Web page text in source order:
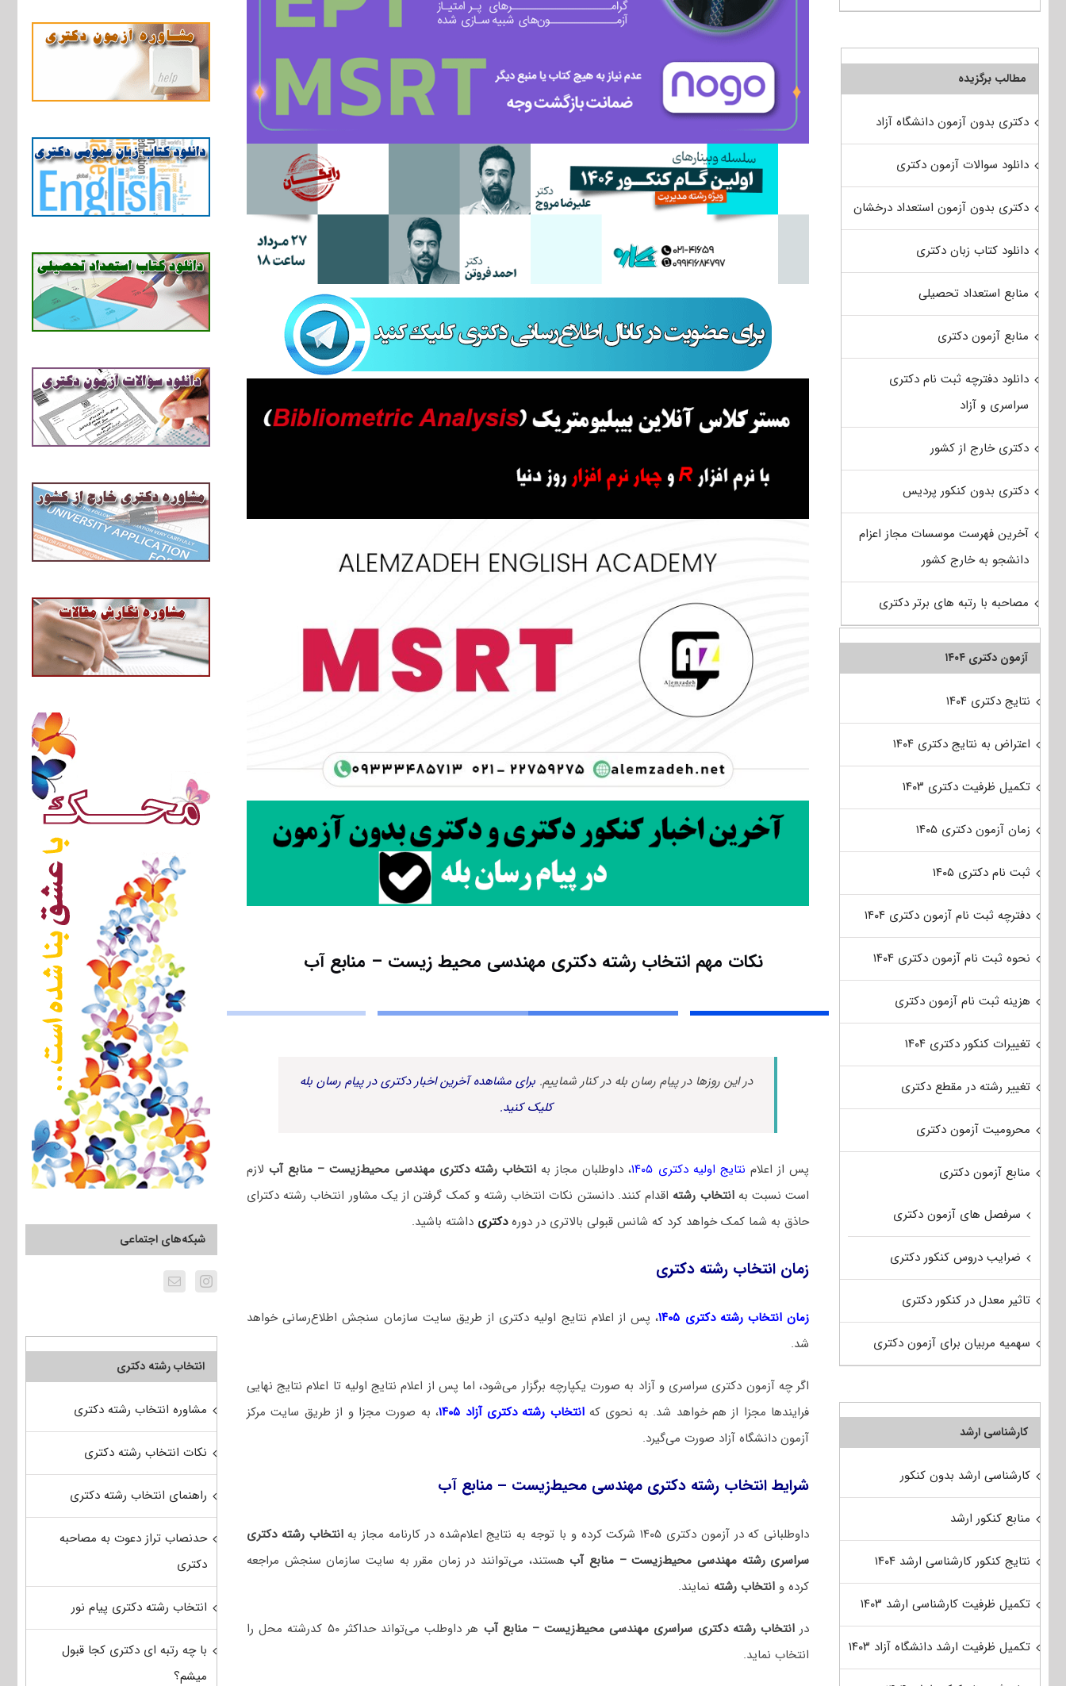
نکات مهم انتخاب رشته دکتری مهندسی محیط‌ زیست – منابع آب
در این روزها در پیام رسان بله در کنار شماییم. برای مشاهده آخرین اخبار دکتری در پیام رسان بله
کلیک کنید.
پس از اعلام نتایج اولیه دکتری ۱۴۰۵ ، داوطلبان مجاز بهانتخاب رشته دکتری مهندسی محیط‌زیست – منابع آبلازم
است نسبت بهانتخاب رشته اقدام کنند. دانستن نکات انتخاب رشته و کمک گرفتن از یک مشاور انتخاب رشته دکترای
حاذق به شما کمک خواهد کرد که شانس قبولی بالاتری در دورهدکتری داشته باشید.
زمان انتخاب رشته دکتری
زمان انتخاب رشته دکتری ۱۴۰۵
، پس از اعلام نتایج اولیه دکتری از طریق سایت سازمان سنجش اطلاع‌رسانی خواهد
شد.
اگر چه آزمون دکتری سراسری و آزاد به صورت یکپارچه برگزار می‌شود، اما پس از اعلام نتایج اولیه تا اعلام نتایج نهایی
فرایندها مجزا از هم خواهد شد. به نحوی که انتخاب رشته دکتری آزاد ۱۴۰۵
، به صورت مجزا و از طریق سایت مرکز
آزمون دانشگاه آزاد صورت می‌گیرد.
شرایط انتخاب رشته دکتری مهندسی محیط‌زیست – منابع آب
داوطلبانی که در آزمون دکتری ۱۴۰۵ شرکت کرده و با توجه به نتایج اعلام‌شده در کارنامه مجاز به
انتخاب رشته دکتری
سراسری رشته مهندسی محیط‌زیست – منابع آبهستند، می‌توانند در زمان مقرر به سایت سازمان سنجش مراجعه
کرده و انتخاب رشته نمایند.
در انتخاب رشته دکتری سراسری مهندسی محیط‌زیست – منابع آب
هر داوطلب می‌تواند حداکثر ۵۰ کدرشته محل را
انتخاب نماید.
شبکه‌های اجتماعی
انتخاب رشته دکتری
مشاوره انتخاب رشته دکتری
نکات انتخاب رشته دکتری
راهنمای انتخاب رشته دکتری
حدنصاب تراز دعوت به مصاحبه
دکتری
انتخاب رشته دکتری پیام نور
با چه رتبه ای دکتری کجا قبول
میشم؟
مطالب برگزیده
دکتری بدون آزمون دانشگاه آزاد
دانلود سوالات آزمون دکتری
دکتری بدون آزمون استعداد درخشان
دانلود کتاب زبان دکتری
منابع استعداد تحصیلی
منابع آزمون دکتری
دانلود دفترچه ثبت نام دکتری
سراسری و آزاد
دکتری خارج از کشور
دکتری بدون کنکور پردیس
آخرین فهرست موسسات مجاز اعزام
دانشجو به خارج کشور
مصاحبه با رتبه های برتر دکتری
آزمون دکتری ۱۴۰۴
نتایج دکتری ۱۴۰۴
اعتراض به نتایج دکتری ۱۴۰۴
تکمیل ظرفیت دکتری ۱۴۰۳
زمان آزمون دکتری ۱۴۰۵
ثبت نام دکتری ۱۴۰۵
دفترچه ثبت نام آزمون دکتری ۱۴۰۴
نحوه ثبت نام آزمون دکتری ۱۴۰۴
هزینه ثبت نام آزمون دکتری
تغییرات کنکور دکتری ۱۴۰۴
تغییر رشته در مقطع دکتری
محرومیت آزمون دکتری
منابع آزمون دکتری
سرفصل های آزمون دکتری
ضرایب دروس کنکور دکتری
تاثیر معدل در کنکور دکتری
سهمیه مربیان برای آزمون دکتری
کارشناسی ارشد
کارشناسی ارشد بدون کنکور
منابع کنکور ارشد
نتایج کنکور کارشناسی ارشد ۱۴۰۴
تکمیل ظرفیت کارشناسی ارشد ۱۴۰۳
تکمیل ظرفیت ارشد دانشگاه آزاد ۱۴۰۳